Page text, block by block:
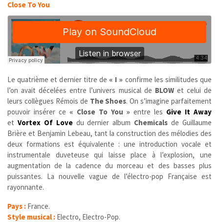
Close To You
Le quatrième et dernier titre de « I » confirme les similitudes que
l’on avait décelées entre l’univers musical de BLOWet celui de
leurs collègues Rémois de The Shoes. On s’imagine parfaitement
pouvoir insérer ce « Close To You » entre les Give It Away
et Vortex Of Lovedu dernier album Chemicals de Guillaume
Brière et Benjamin Lebeau, tant la construction des mélodies des
deux formations est équivalente : une introduction vocale et
instrumentale duveteuse qui laisse place à l’explosion, une
augmentation de la cadence du morceau et des basses plus
puissantes. La nouvelle vague de l’électro-pop Française est
rayonnante.
Pays : France.
Style musical : Electro, Electro-Pop.